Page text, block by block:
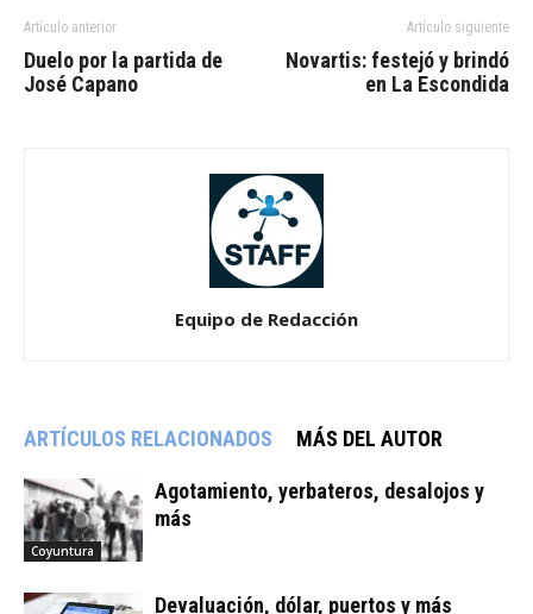
Artículo anterior
Duelo por la partida de
José Capano
Artículo siguiente
Novartis: festejó y brindó
en La Escondida
Equipo de Redacción
ARTÍCULOS RELACIONADOS MÁS DEL AUTOR
Coyuntura
Agotamiento, yerbateros, desalojos y
más
Devaluación, dólar, puertos y más